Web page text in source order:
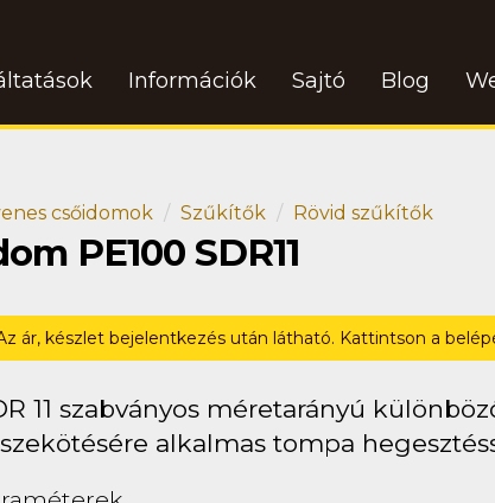
Információk Sajtó Blog
csőidomok Szűkítők Rövid szűkítők
PE100 SDR11
ár, készlet bejelentkezés után látható. Kattintson a
11 szabványos méretarányú
alkalmas tompa